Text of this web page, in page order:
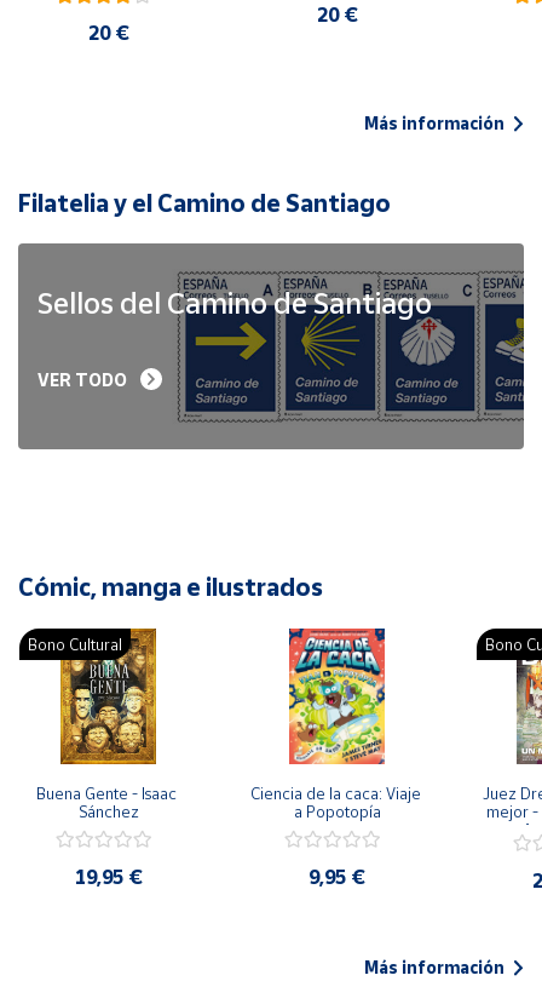
20 €
20 €
Más información
Filatelia y el Camino de Santiago
Sellos del Camino de Santiago
VER TODO
Cómic, manga e ilustrados
Bono Cultural
Buena Gente - Isaac
Sánchez
19,95 €
Ciencia de la caca: Viaje
a Popotopía
9,95 €
Bono
Juez
mejor -
Más información